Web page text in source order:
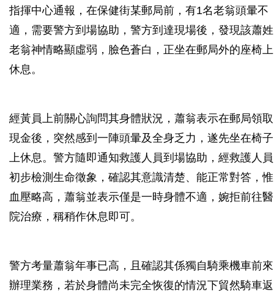
指揮中心通報，在保健街某郵局前，有1名老翁頭暈不
適，需要警方到場協助，警方到達現場後，發現該蕭姓
老翁神情略顯虛弱，臉色蒼白，正坐在郵局外的座椅上
休息。
經黃員上前關心詢問其身體狀況，蕭翁表示在郵局領取
現金後，突然感到一陣頭暈及全身乏力，遂先坐在椅子
上休息。警方隨即通知救護人員到場協助，經救護人員
初步檢測生命徵象，確認其意識清楚、能正常對答，惟
血壓略高，蕭翁並表示僅是一時身體不適，婉拒前往醫
院治療，稱稍作休息即可。
警方考量蕭翁年事已高，且確認其係獨自騎乘機車前來
辦理業務，若於身體尚未完全恢復的情況下貿然騎車返